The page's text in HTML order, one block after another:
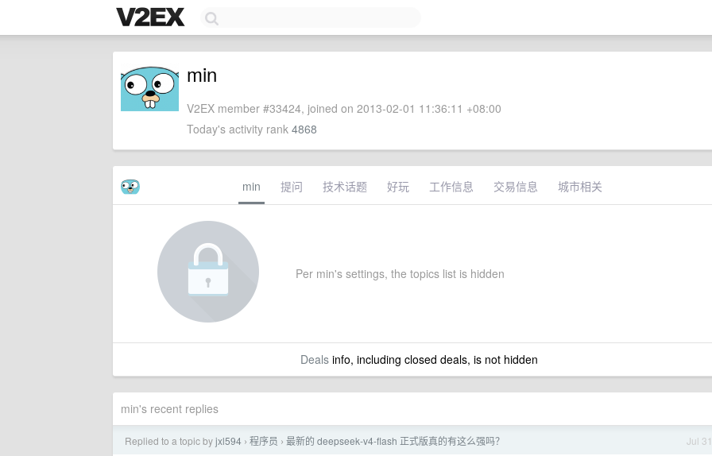
min
V2EX member #33424, joined on 2013-02-01 11:36:11 +08:00
Today's activity rank 4868
min 提问 技术话题 好玩 工作信息 交易信息 城市相关
Per min's settings, the topics list is hidden
Dealsinfo, including closed deals, is not hidden
min's recent replies
Jul 31
Replied to a topic byjxl594 › 程序员 › 最新的 deepseek-v4-flash 正式版真的有这么强吗？